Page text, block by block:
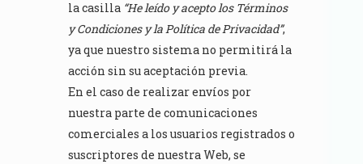
la casilla “He leído y acepto los Términos
y Condiciones y la Política de Privacidad”,
ya que nuestro sistema no permitirá la
acción sin su aceptación previa.
En el caso de realizar envíos por
nuestra parte de comunicaciones
comerciales a los usuarios registrados o
suscriptores de nuestra Web, se